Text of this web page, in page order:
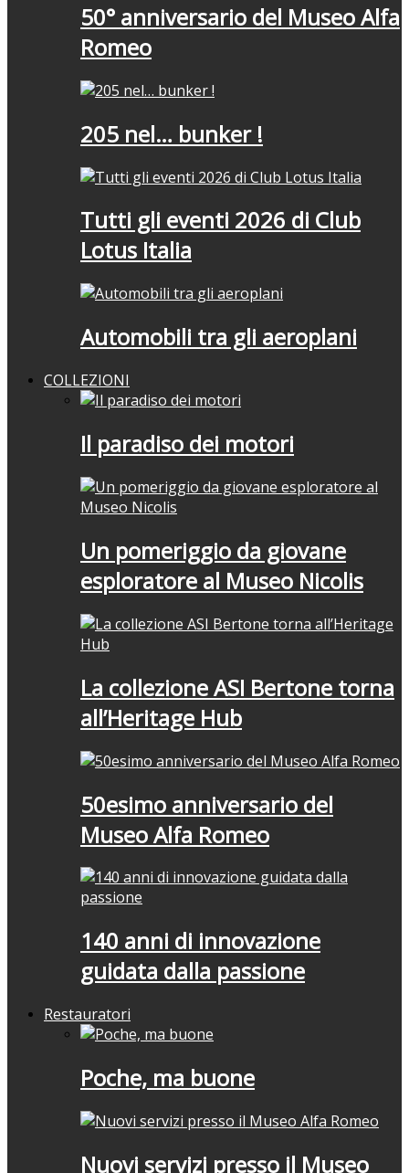
50° anniversario del Museo Alfa
Romeo
205 nel… bunker !
Tutti gli eventi 2026 di Club
Lotus Italia
Automobili tra gli aeroplani
COLLEZIONI
Il paradiso dei motori
Un pomeriggio da giovane
esploratore al Museo Nicolis
La collezione ASI Bertone torna
all’Heritage Hub
50esimo anniversario del
Museo Alfa Romeo
140 anni di innovazione
guidata dalla passione
Restauratori
Poche, ma buone
Nuovi servizi presso il Museo